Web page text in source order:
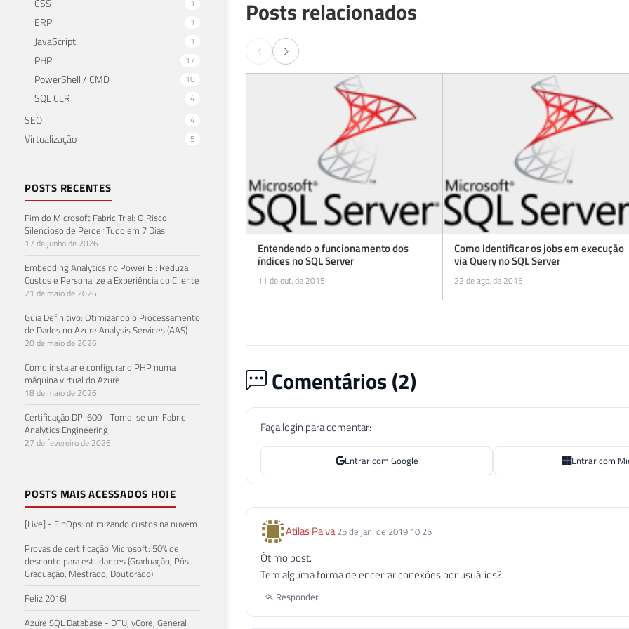
1
ERP 1
JavaScript 1
PHP 17
PowerShell / CMD 10
SQL CLR 4
SEO 4
Virtualização 5
POSTS RECENTES
Fim do Microsoft Fabric Trial: O Risco
Silencioso de Perder Tudo em 7 Dias
17 de junho de 2026
Embedding Analytics no Power BI: Reduza
Custos e Personalize a Experiência do Cliente
21 de maio de 2026
Guia Definitivo: Otimizando o Processamento
de Dados no Azure Analysis Services (AAS)
20 de maio de 2026
Como instalar e configurar o PHP numa
máquina virtual do Azure
18 de maio de 2026
Certificação DP-600 - Torne-se um Fabric
Analytics Engineering
27 de fevereiro de 2026
POSTS MAIS ACESSADOS HOJE
[Live] - FinOps: otimizando custos na nuvem
Provas de certificação Microsoft: 50% de
desconto para estudantes (Graduação, Pós-
Graduação, Mestrado, Doutorado)
Feliz 2016!
Azure SQL Database - DTU, vCore, General
Posts relacionados
Entendendo o funcionamento dos
índices no SQL Server
11 de out. de 2015
Como identificar os jobs em execução
via Query no SQL Server
22 de ago. de 2015
Comentários (2)
Faça login para comentar:
Entrar com Google Entrar com
Atilas Paiva 25 de jan. de 2019 10:25
Ótimo post.
Tem alguma forma de encerrar conexões por usuários?
Responder